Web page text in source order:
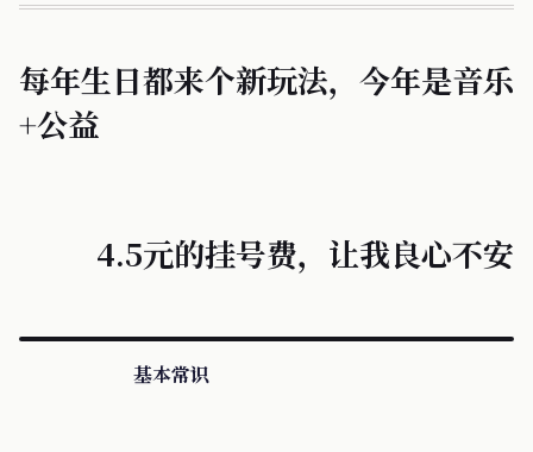
每年生日都来个新玩法，今年是音乐
+公益
4.5元的挂号费，让我良心不安
基本常识